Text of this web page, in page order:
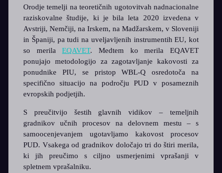
Orodje temelji na teoretičnih ugotovitvah nadnacionalne
raziskovalne študije, ki je bila leta 2020 izvedena v
Avstriji, Nemčiji, na Irskem, na Madžarskem, v Sloveniji
in Španiji, pa tudi na uveljavljenih instrumentih EU, kot
so merilaEQAVET. Medtem ko merila EQAVET
ponujajo metodologijo za zagotavljanje kakovosti za
ponudnike PIU, se pristop WBL-Q osredotoča na
specifično situacijo na področju PUD v posameznih
evropskih podjetjih.
S preučitvijo šestih glavnih vidikov – temeljnih
gradnikov učnih procesov na delovnem mestu – s
samoocenjevanjem ugotavljamo kakovost procesov
PUD. Vsakega od gradnikov določajo tri do štiri merila,
ki jih preučimo s ciljno usmerjenimi vprašanji v
spletnem vprašalniku.